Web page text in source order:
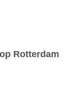
Rotterdam